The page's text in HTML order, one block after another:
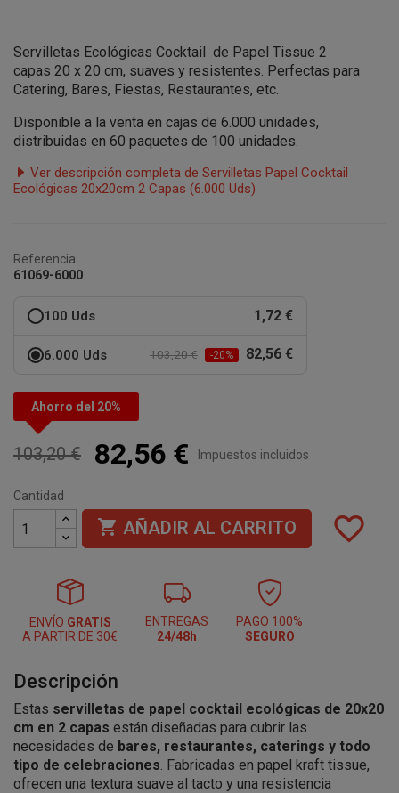
Servilletas Ecológicas Cocktail de Papel Tissue 2
capas 20 x 20 cm, suaves y resistentes. Perfectas para
Catering, Bares, Fiestas, Restaurantes, etc.
Disponible a la venta en cajas de 6.000 unidades,
distribuidas en 60 paquetes de 100 unidades.
Ver descripción completa de Servilletas Papel Cocktail
Ecológicas 20x20cm 2 Capas (6.000 Uds)
Referencia
61069-6000
100 Uds 1,72 €
6.000 Uds 103,20 € -20% 82,56 €
Ahorro del 20%
103,20 € 82,56 € Impuestos incluidos
Cantidad
 AÑADIR AL CARRITO favorite_border
ENVÍO GRATIS
A PARTIR DE 30€
ENTREGAS
24/48h
PAGO 100%
SEGURO
Descripción
Estas servilletas de papel cocktail ecológicas de 20x20
cm en 2 capas están diseñadas para cubrir las
necesidades de bares, restaurantes, caterings y todo
tipo de celebraciones. Fabricadas en papel kraft tissue,
ofrecen una textura suave al tacto y una resistencia